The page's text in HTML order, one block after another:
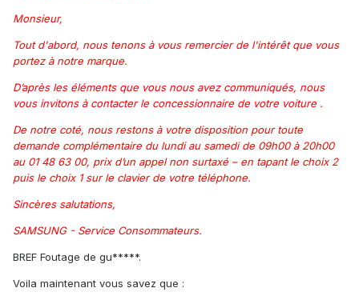
Monsieur,
Tout d'abord, nous tenons à vous remercier de l'intérêt que vous
portez à notre marque.
D’après les éléments que vous nous avez communiqués, nous
vous invitons à contacter le concessionnaire de votre voiture .
De notre coté, nous restons à votre disposition pour toute
demande complémentaire du lundi au samedi de 09h00 à 20h00
au 01 48 63 00, prix d’un appel non surtaxé – en tapant le choix 2
puis le choix 1 sur le clavier de votre téléphone.
Sincères salutations,
SAMSUNG - Service Consommateurs.
BREF Foutage de gu*****.
Voila maintenant vous savez que :